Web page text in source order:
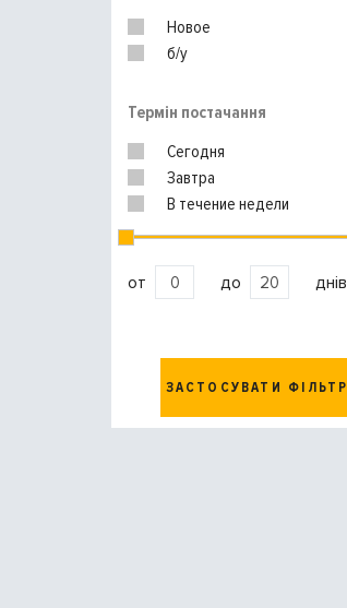
Новое
б/у
Термін постачання
Сегодня
Завтра
В течение недели
от до днів
ЗАСТОСУВАТИ ФІЛЬТР